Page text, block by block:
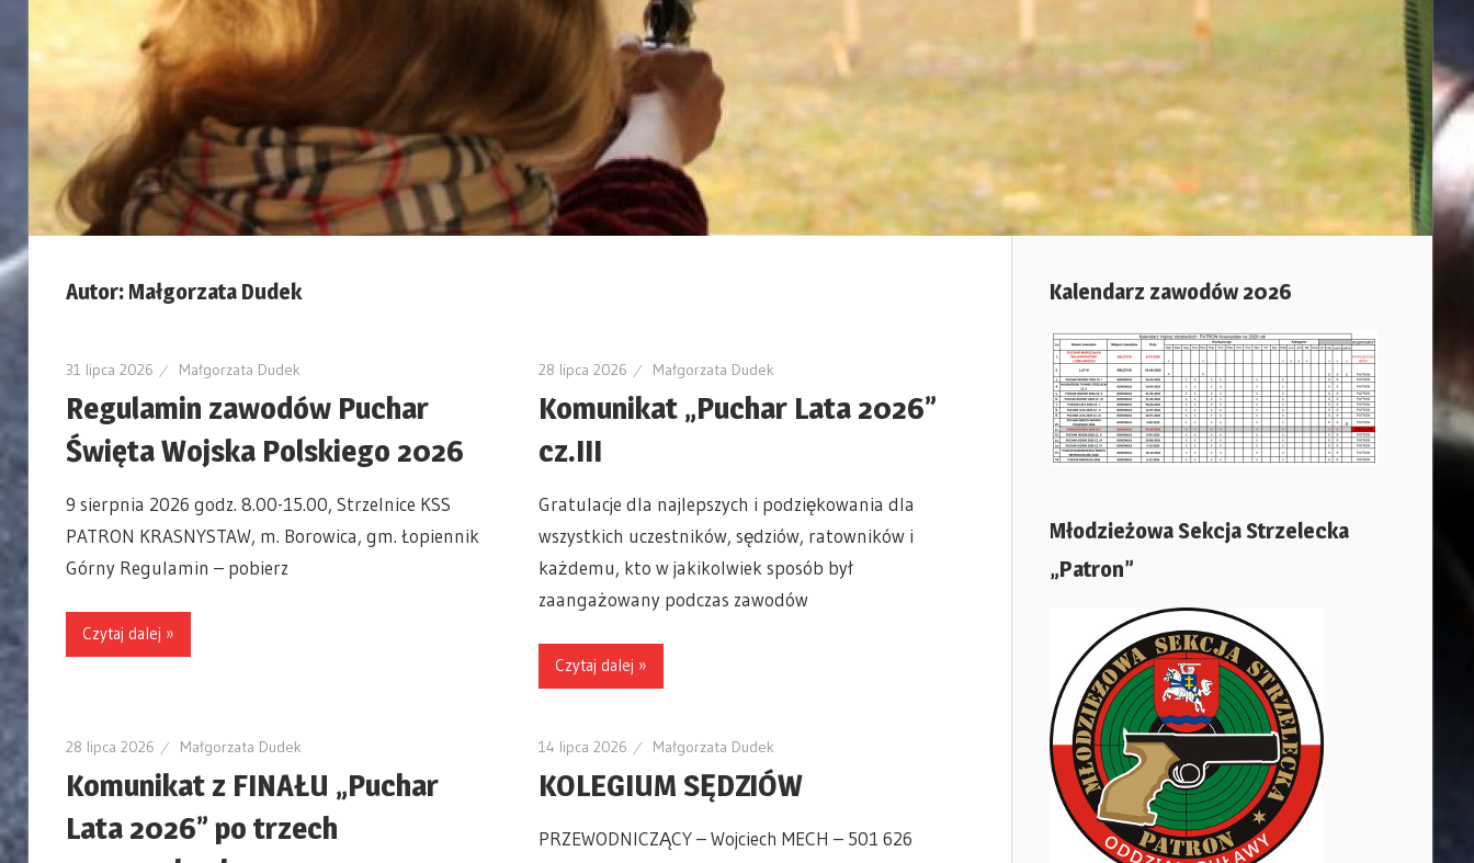
Autor: Małgorzata Dudek
31 lipca 2026 Małgorzata Dudek
Regulamin zawodów Puchar
Święta Wojska Polskiego 2026
9 sierpnia 2026 godz. 8.00-15.00, Strzelnice KSS
PATRON KRASNYSTAW, m. Borowica, gm. Łopiennik
Górny Regulamin – pobierz
Czytaj dalej »
28 lipca 2026 Małgorzata Dudek
Komunikat „Puchar Lata 2026”
cz.III
Gratulacje dla najlepszych i podziękowania dla
wszystkich uczestników, sędziów, ratowników i
każdemu, kto w jakikolwiek sposób był
zaangażowany podczas zawodów
Czytaj dalej »
28 lipca 2026 Małgorzata Dudek
Komunikat z FINAŁU „Puchar
Lata 2026” po trzech
14 lipca 2026 Małgorzata Dudek
KOLEGIUM SĘDZIÓW
PRZEWODNICZĄCY – Wojciech MECH – 501 626
Kalendarz zawodów 2026
Młodzieżowa Sekcja Strzelecka
„Patron”